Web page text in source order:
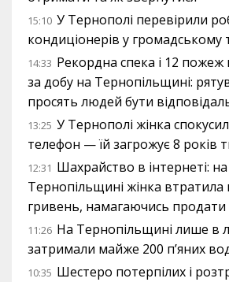
15:10 У Тернополі перевірили
кондиціонерів у громадському
14:33 Рекордна спека і 12 пожеж
за добу на Тернопільщині:
просять людей бути
13:25 У Тернополі жінка
телефон — їй загрожує 8 років
12:31 Шахрайство в інтернеті: на
Тернопільщині жінка втратила
гривень, намагаючись продати
11:26 На Тернопільщині лише в
затримали майже 200 п’яних
10:35 Шестеро потерпілих і